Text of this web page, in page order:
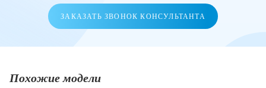
ЗАКАЗАТЬ ЗВОНОК КОНСУЛЬТАНТА
Похожие модели